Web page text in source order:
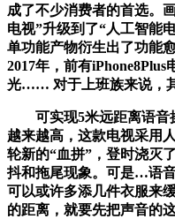
成了不少消费者的首选。
电视”升级到了“人工智能
单功能产物衍生出了功能
2017年，前有
光…… 对于上班族来说，
可实现5米远距离语音
越来越高，这款电视采用
轮新的“血拼”，登时浇灭
抖和拖尾现象。可是…语
可以或许多添几件衣服来
的距离，就要先把声音的